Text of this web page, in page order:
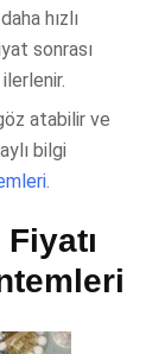
hızlı
sonrası
atabilir ve
bilgi